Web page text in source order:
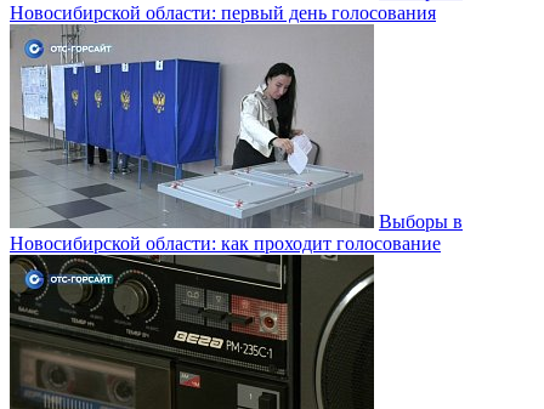
Новосибирской области: первый день голосования
Выборы в
Новосибирской области: как проходит голосование